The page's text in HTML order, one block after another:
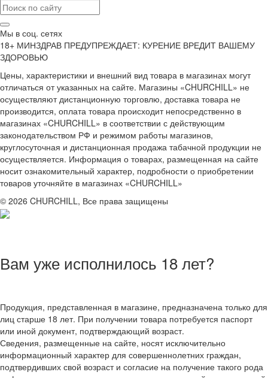
Мы в соц. сетях
18+ МИНЗДРАВ ПРЕДУПРЕЖДАЕТ: КУРЕНИЕ ВРЕДИТ ВАШЕМУ
ЗДОРОВЬЮ
Цены, характеристики и внешний вид товара в магазинах могут
отличаться от указанных на сайте. Магазины «CHURCHILL» не
осуществляют дистанционную торговлю, доставка товара не
производится, оплата товара происходит непосредственно в
магазинах «CHURCHILL» в соответствии с действующим
законодательством РФ и режимом работы магазинов,
круглосуточная и дистанционная продажа табачной продукции не
осуществляется. Информация о товарах, размещенная на сайте
носит ознакомительный характер, подробности о приобретении
товаров уточняйте в магазинах «CHURCHILL»
© 2026 CHURCHILL, Все права защищены
Вам уже исполнилось 18 лет?
Продукция, представленная в магазине, предназначена только для
лиц старше 18 лет. При получении товара потребуется паспорт
или иной документ, подтверждающий возраст.
Сведения, размещенные на сайте, носят исключительно
информационный характер для совершеннолетних граждан,
подтвердивших свой возраст и согласие на получение такого рода